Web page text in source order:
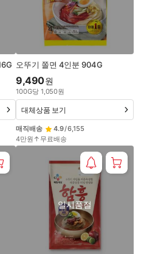
오뚜기 쫄면 4인분 904G
9,490원
100G당 1,050원
매직배송 4.9/6,155
4만원↑무료배송
대체상품 보기
일시품절